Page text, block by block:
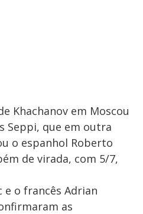
Khachanov em Moscou
Seppi, que em outra
o espanhol Roberto
de virada, com 5/7,
e o francês Adrian
as